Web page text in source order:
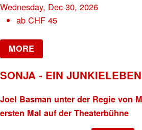
Wednesday, Dec 30, 2026
abCHF 45
MORE
SONJA - EIN
Joel Basman unter der Regie von
ersten Mal auf der Theaterbühne